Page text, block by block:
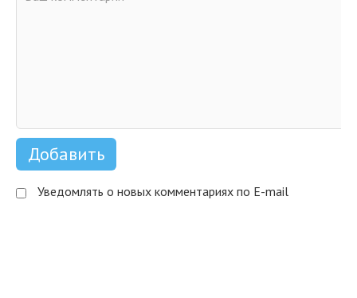
Уведомлять о новых комментариях по E-mail